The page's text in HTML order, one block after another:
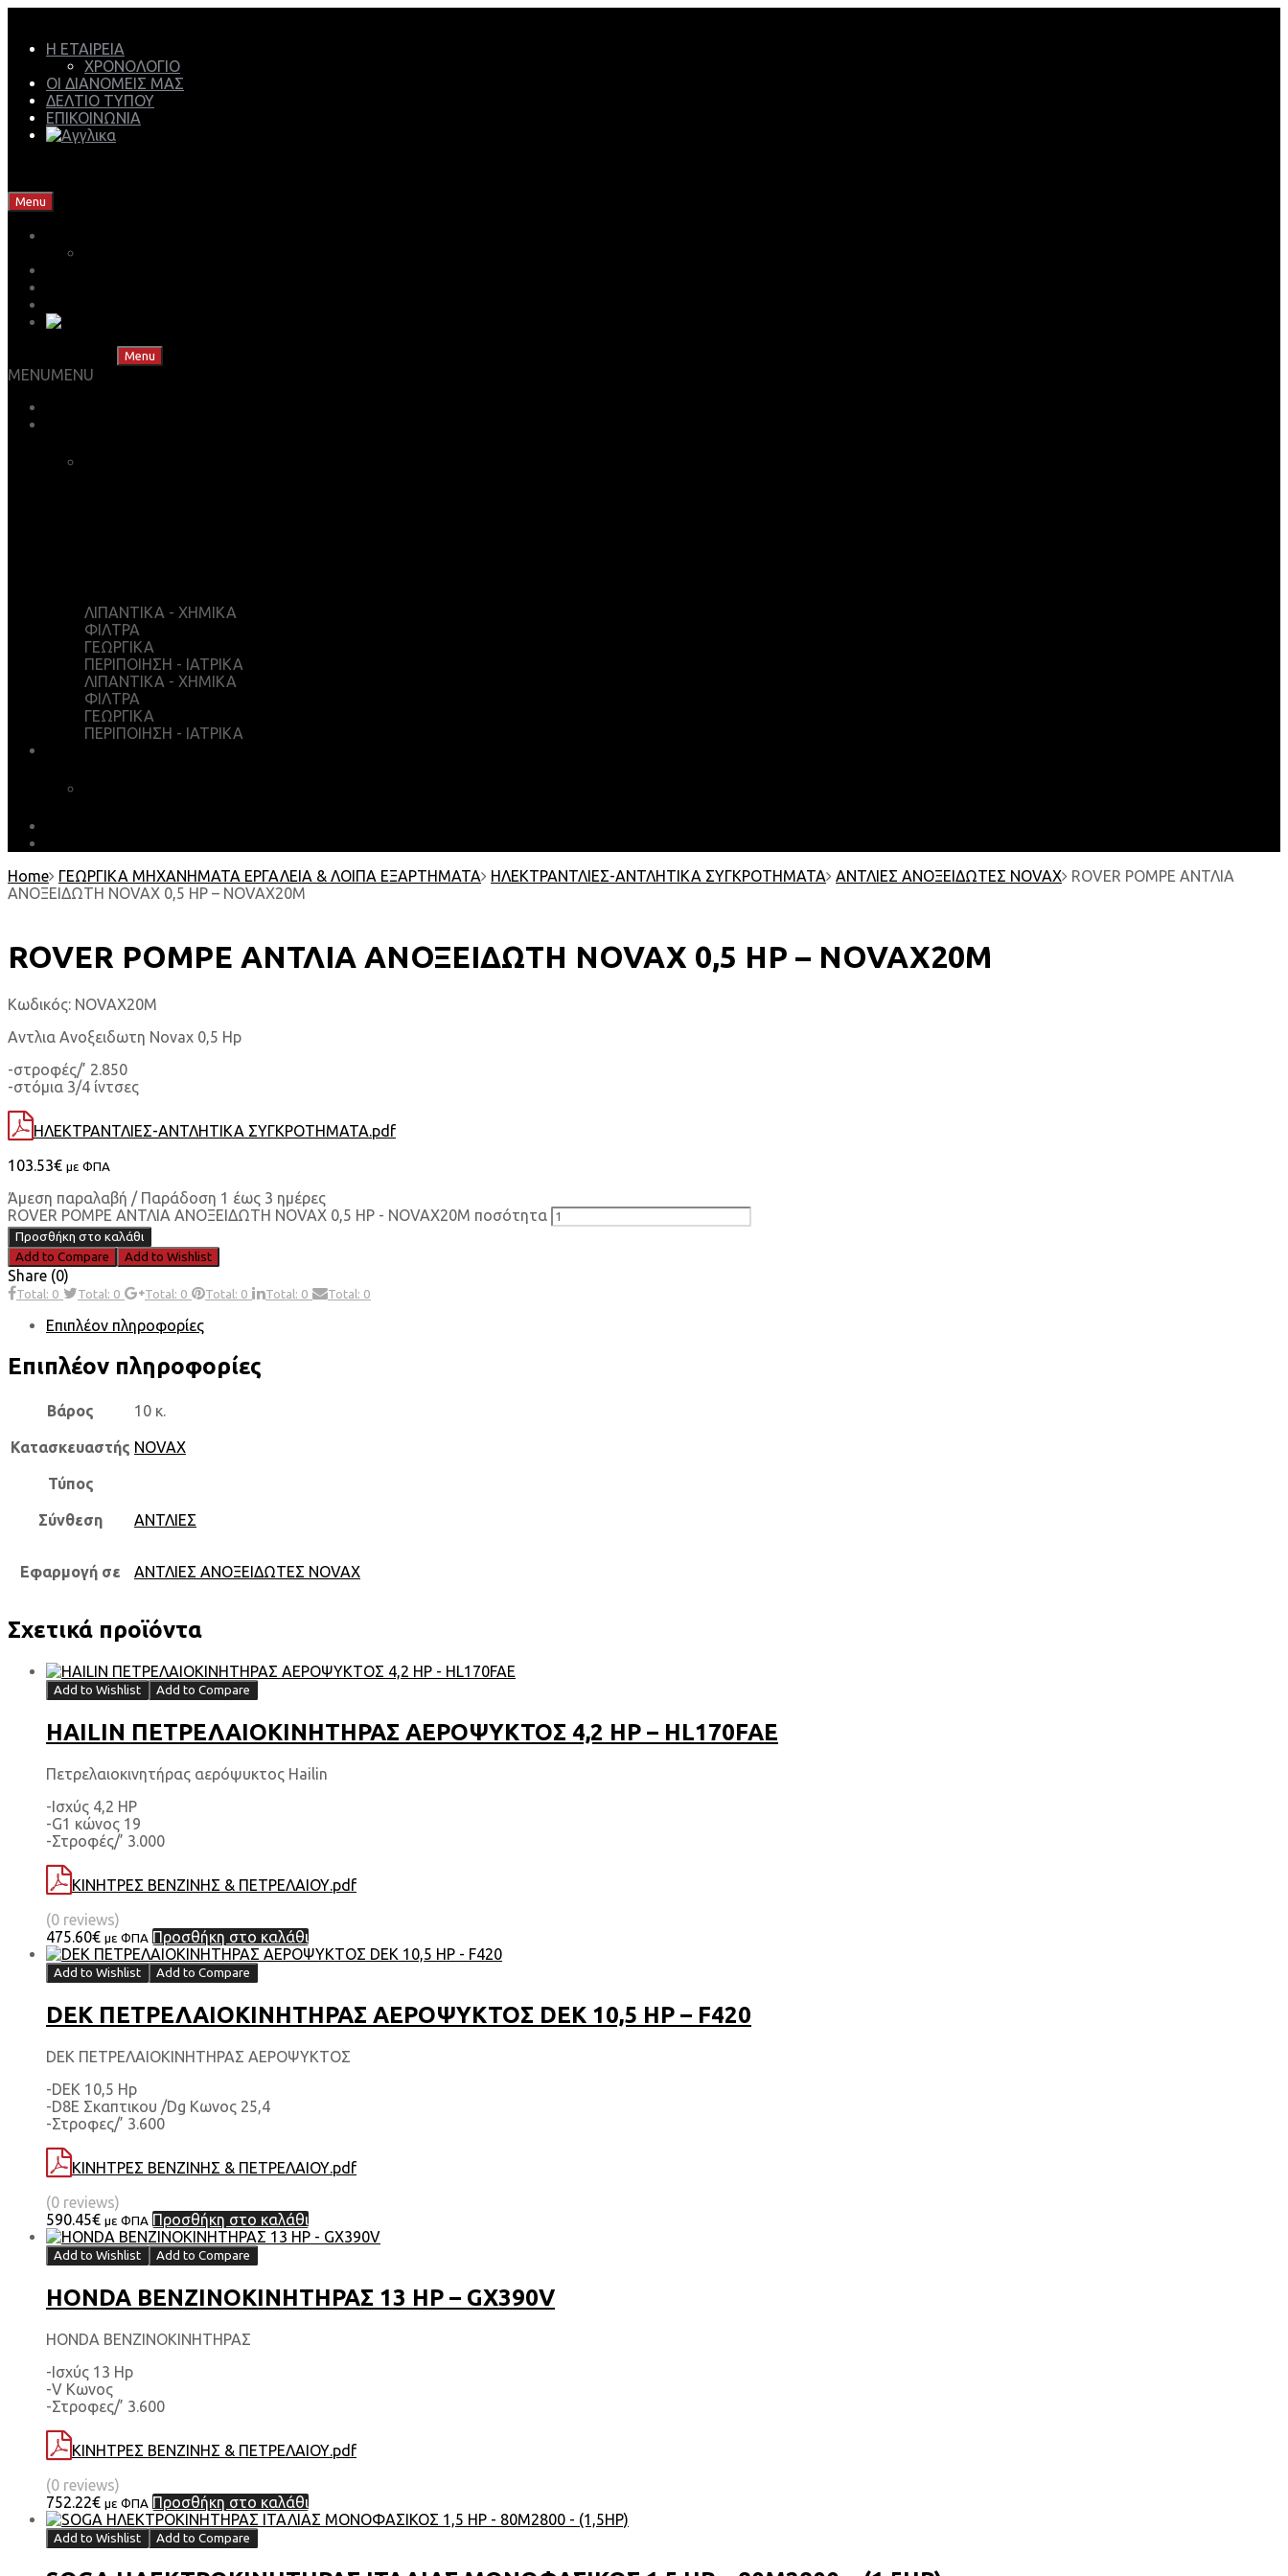
Η ΕΤΑΙΡΕΙΑ
ΧΡΟΝΟΛΟΓΙΟ
ΟΙ ΔΙΑΝΟΜΕΙΣ ΜΑΣ
ΔΕΛΤΙΟ ΤΥΠΟΥ
ΕΠΙΚΟΙΝΩΝΙΑ
Menu
Menu
MENUMENU
ΛΙΠΑΝΤΙΚΑ - ΧΗΜΙΚΑ
ΦΙΛΤΡΑ
ΓΕΩΡΓΙΚΑ
ΠΕΡΙΠΟΙΗΣΗ - ΙΑΤΡΙΚΑ
ΛΙΠΑΝΤΙΚΑ - ΧΗΜΙΚΑ
ΦΙΛΤΡΑ
ΓΕΩΡΓΙΚΑ
ΠΕΡΙΠΟΙΗΣΗ - ΙΑΤΡΙΚΑ
Home
ΓΕΩΡΓΙΚΑ ΜΗΧΑΝΗΜΑΤΑ ΕΡΓΑΛΕΙΑ & ΛΟΙΠΑ ΕΞΑΡΤΗΜΑΤΑ ΗΛΕΚΤΡΑΝΤΛΙΕΣ-ΑΝΤΛΗΤΙΚΑ ΣΥΓΚΡΟΤΗΜΑΤΑ ΑΝΤΛΙΕΣ ΑΝΟΞΕΙΔΩΤΕΣ NOVAX
ROVER POMPE ΑΝΤΛΙΑ
ΑΝΟΞΕΙΔΩΤΗ NOVAX 0,5 HP – NOVAX20M
ROVER POMPE ΑΝΤΛΙΑ ΑΝΟΞΕΙΔΩΤΗ NOVAX 0,5 HP – NOVAX20M
Κωδικός: NOVAX20M
Αντλια Ανοξειδωτη Novax 0,5 Hp
-στροφές/’ 2.850
-στόμια 3/4 ίντσες
ΗΛΕΚΤΡΑΝΤΛΙΕΣ-ΑΝΤΛΗΤΙΚΑ ΣΥΓΚΡΟΤΗΜΑΤΑ.pdf
103.53€ με ΦΠΑ
Άμεση παραλαβή / Παράδοση 1 έως 3 ημέρες
ROVER POMPE ΑΝΤΛΙΑ ΑΝΟΞΕΙΔΩΤΗ NOVAX 0,5 HP - NOVAX20M ποσότητα
Προσθήκη στο καλάθι
Add to Compare
Add to Wishlist
Share (0)
Total: 0 Total: 0 Total: 0 Total: 0 Total: 0 Total: 0
Επιπλέον πληροφορίες
Επιπλέον πληροφορίες
Βάρος 10 κ.
Κατασκευαστής NOVAX
Τύπος
Σύνθεση ΑΝΤΛΙΕΣ
Εφαρμογή σε ΑΝΤΛΙΕΣ ΑΝΟΞΕΙΔΩΤΕΣ NOVAX
Σχετικά προϊόντα
Add to Wishlist Add to Compare
HAILIN ΠΕΤΡΕΛΑΙΟΚΙΝΗΤΗΡΑΣ ΑΕΡΟΨΥΚΤΟΣ 4,2 HP – HL170FAE
Πετρελαιοκινητήρας αερόψυκτος Hailin
-Ισχύς 4,2 HP
-G1 κώνος 19
-Στροφές/’ 3.000
ΚΙΝΗΤΡΕΣ ΒΕΝΖΙΝΗΣ & ΠΕΤΡΕΛΑΙΟΥ.pdf
(0 reviews)
475.60€ με ΦΠΑ Προσθήκη στο καλάθι
Add to Wishlist Add to Compare
DEK ΠΕΤΡΕΛΑΙΟΚΙΝΗΤΗΡΑΣ ΑΕΡΟΨΥΚΤΟΣ DEK 10,5 HP – F420
DEK ΠΕΤΡΕΛΑΙΟΚΙΝΗΤΗΡΑΣ ΑΕΡΟΨΥΚΤΟΣ
-DEK 10,5 Hp
-D8E Σκαπτικου /Dg Κωνος 25,4
-Στροφες/’ 3.600
ΚΙΝΗΤΡΕΣ ΒΕΝΖΙΝΗΣ & ΠΕΤΡΕΛΑΙΟΥ.pdf
(0 reviews)
590.45€ με ΦΠΑ Προσθήκη στο καλάθι
Add to Wishlist Add to Compare
HONDA ΒΕΝΖΙΝΟΚΙΝΗΤΗΡΑΣ 13 HP – GX390V
HONDA ΒΕΝΖΙΝΟΚΙΝΗΤΗΡΑΣ
-Ισχύς 13 Hp
-V Κωνος
-Στροφες/’ 3.600
ΚΙΝΗΤΡΕΣ ΒΕΝΖΙΝΗΣ & ΠΕΤΡΕΛΑΙΟΥ.pdf
(0 reviews)
752.22€ με ΦΠΑ Προσθήκη στο καλάθι
Add to Wishlist Add to Compare